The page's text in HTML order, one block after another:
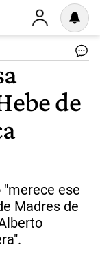
de
ese
Madres de